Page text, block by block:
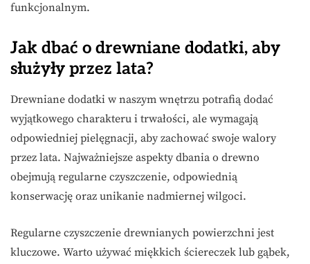
funkcjonalnym.
Jak dbać o drewniane dodatki, aby
służyły przez lata?
Drewniane dodatki w naszym wnętrzu potrafią dodać
wyjątkowego charakteru i trwałości, ale wymagają
odpowiedniej pielęgnacji, aby zachować swoje walory
przez lata. Najważniejsze aspekty dbania o drewno
obejmują regularne czyszczenie, odpowiednią
konserwację oraz unikanie nadmiernej wilgoci.
Regularne czyszczenie drewnianych powierzchni jest
kluczowe. Warto używać miękkich ściereczek lub gąbek,